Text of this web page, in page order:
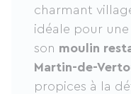
charmant
idéale pour une
son moulin
Martin-de-
propices à la